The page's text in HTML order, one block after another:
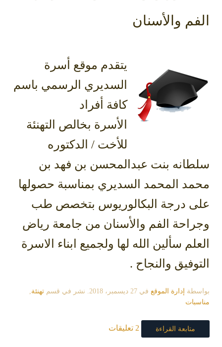
الفم والأسنان
يتقدم موقع أسرة
السديري الرسمي باسم
كافة أفراد
الأسرة بخالص التهنئة
للأخت / الدكتوره
سلطانه بنت عبدالمحسن بن فهد بن
محمد المحمد السديري بمناسبة حصولها
على درجة البكالوريوس بتخصص طب
وجراحة الفم والأسنان من جامعة رياض
العلم سألين الله لها ولجميع ابناء الاسرة
التوفيق والنجاح .
بواسطة إدارة الموقع في 27 ديسمبر، 2018 . نشر في قسم تهنئة
مناسبات
متابعة القراءة 2 تعليقات